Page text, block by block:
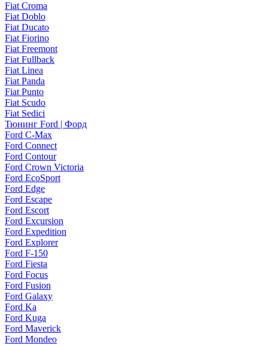
Fiat Croma
Fiat Doblo
Fiat Ducato
Fiat Fiorino
Fiat Freemont
Fiat Fullback
Fiat Linea
Fiat Panda
Fiat Punto
Fiat Scudo
Fiat Sedici
Тюнинг Ford | Форд
Ford C-Max
Ford Connect
Ford Contour
Ford Crown Victoria
Ford EcoSport
Ford Edge
Ford Escape
Ford Escort
Ford Excursion
Ford Expedition
Ford Explorer
Ford F-150
Ford Fiesta
Ford Focus
Ford Fusion
Ford Galaxy
Ford Ka
Ford Kuga
Ford Maverick
Ford Mondeo